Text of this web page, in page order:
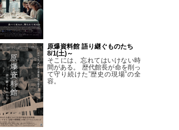
原爆資料館 語り継ぐものたち
8/1(土)～
そこには、忘れてはいけない時
間がある。 歴代館長が命を削っ
て守り続けた”歴史の現場”の全
容。